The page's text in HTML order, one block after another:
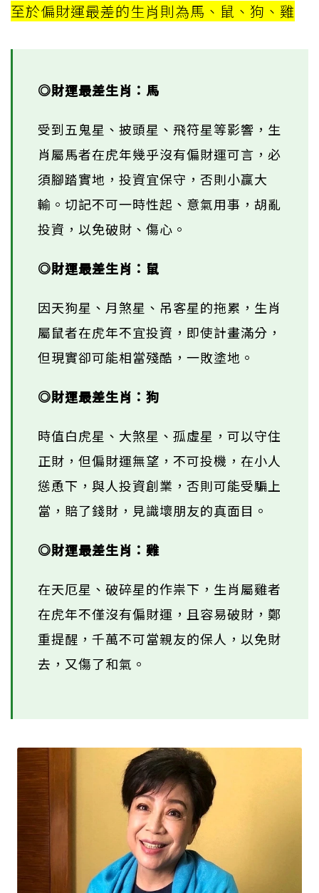
至於偏財運最差的生肖則為馬、鼠、狗、雞
◎財運最差生肖：馬
受到五鬼星、披頭星、飛符星等影響，生
肖屬馬者在虎年幾乎沒有偏財運可言，必
須腳踏實地，投資宜保守，否則小贏大
輸。切記不可一時性起、意氣用事，胡亂
投資，以免破財、傷心。
◎財運最差生肖：鼠
因天狗星、月煞星、吊客星的拖累，生肖
屬鼠者在虎年不宜投資，即使計畫滿分，
但現實卻可能相當殘酷，一敗塗地。
◎財運最差生肖：狗
時值白虎星、大煞星、孤虛星，可以守住
正財，但偏財運無望，不可投機，在小人
慫恿下，與人投資創業，否則可能受騙上
當，賠了錢財，見識壞朋友的真面目。
◎財運最差生肖：雞
在天厄星、破碎星的作祟下，生肖屬雞者
在虎年不僅沒有偏財運，且容易破財，鄭
重提醒，千萬不可當親友的保人，以免財
去，又傷了和氣。